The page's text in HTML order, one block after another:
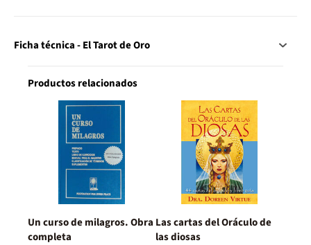
Ficha técnica - El Tarot de Oro
Productos relacionados
Un curso de milagros. Obra
completa
Las cartas del Oráculo de
las diosas